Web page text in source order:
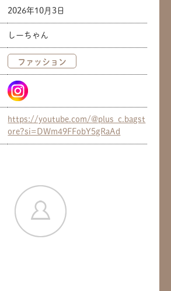
2026年10月3日
しーちゃん
ファッション
https://youtube.com/@plus_c.bagst
ore?si=DWm49FFobY5gRaAd